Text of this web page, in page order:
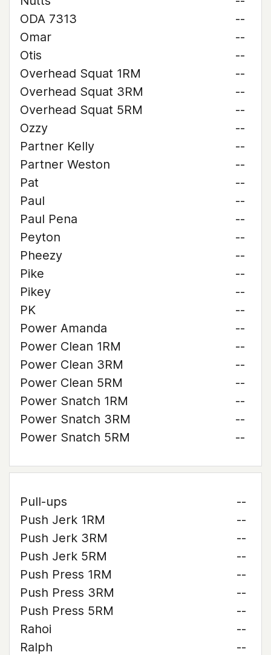
ODA 7313
--
Omar
--
Otis
--
Overhead Squat 1RM
--
Overhead Squat 3RM
--
Overhead Squat 5RM
--
Ozzy
--
Partner Kelly
--
Partner Weston
--
Pat
--
Paul
--
Paul Pena
--
Peyton
--
Pheezy
--
Pike
--
Pikey
--
PK
--
Power Amanda
--
Power Clean 1RM
--
Power Clean 3RM
--
Power Clean 5RM
--
Power Snatch 1RM
--
Power Snatch 3RM
--
Power Snatch 5RM
--
Pull-ups
--
Push Jerk 1RM
--
Push Jerk 3RM
--
Push Jerk 5RM
--
Push Press 1RM
--
Push Press 3RM
--
Push Press 5RM
--
Rahoi
--
Ralph
--